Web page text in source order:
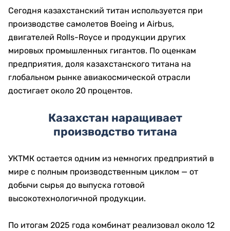
Сегодня казахстанский титан используется при
производстве самолетов Boeing и Airbus,
двигателей Rolls-Royce и продукции других
мировых промышленных гигантов. По оценкам
предприятия, доля казахстанского титана на
глобальном рынке авиакосмической отрасли
достигает около 20 процентов.
Казахстан наращивает
производство титана
УКТМК остается одним из немногих предприятий в
мире с полным производственным циклом — от
добычи сырья до выпуска готовой
высокотехнологичной продукции.
По итогам 2025 года комбинат реализовал около 12